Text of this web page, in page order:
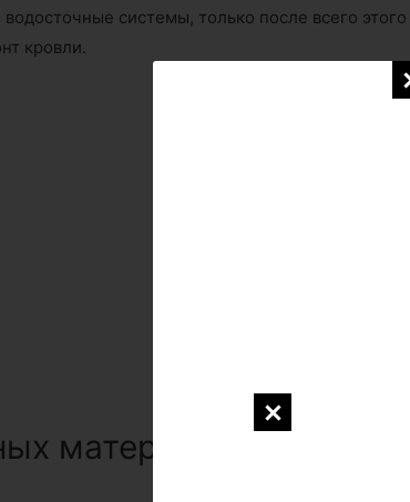
системы, только после всего этого
кровли.
материалов